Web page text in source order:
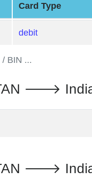
Card Type
debit
BIN ...
🡒 India
🡒 India :